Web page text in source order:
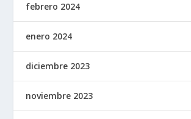
febrero 2024
enero 2024
diciembre 2023
noviembre 2023